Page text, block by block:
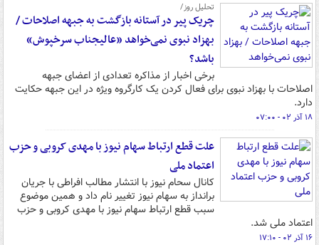
تحلیل روز/
چریک پیر در آستانه بازگشت به جبهه اصلاحات /
بهزاد نبوی نمی‌خواهد «عالیجناب سرخپوش»
باشد؟
برخی اخبار از مذاکره تعدادی از اعضای جبهه
اصلاحات با بهزاد نبوی برای فعال کردن یک کارگروه ویژه در این جبهه حکایت
دارد.
۱۸ آذر ۰۲ - ۰۷:۰۰
علت قطع ارتباط سهام نیوز با مهدی کروبی و حزب
اعتماد ملی
کانال سحام نیوز با انتشار مطالب افراطی با جریان
برانداز به سهام نیوز تغییر نام داد و همین موضوع
سبب قطع ارتباط سهام نیوز با مهدی کروبی و حزب
اعتماد ملی شد.
۱۶ آذر ۰۲ - ۱۷:۱۰